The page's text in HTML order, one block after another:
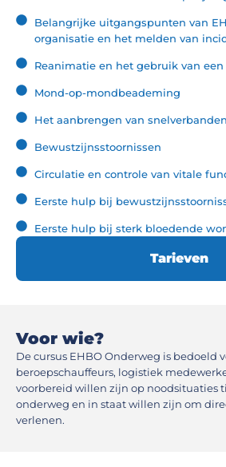
Belangrijke uitgangspunten van
organisatie en het melden van
Reanimatie en het gebruik van een
Mond-op-mondbeademing
Het aanbrengen van snelverbanden
Bewustzijnsstoornissen
Circulatie en controle van vitale
Eerste hulp bij
Eerste hulp bij sterk bloedende
Tarieven
Voor wie?
De cursus EHBO Onderweg is bedoeld
beroepschauffeurs, logistiek
voorbereid willen zijn op noodsituaties
onderweg en in staat willen zijn om
verlenen.